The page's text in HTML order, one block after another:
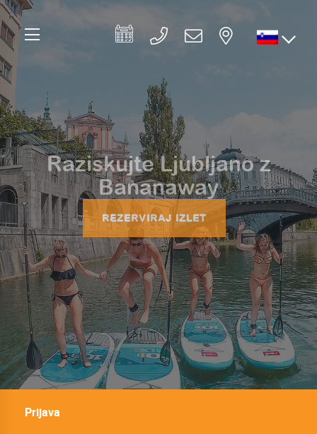
Raziskujte Ljubljano z
Bananaway
REZERVIRAJ IZLET
Prijava